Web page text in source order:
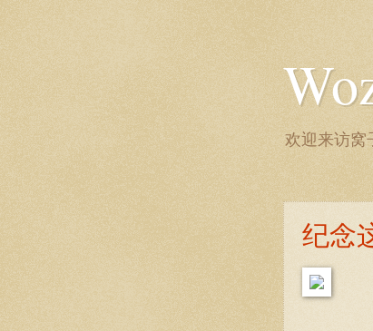
欢迎来访窝
纪念